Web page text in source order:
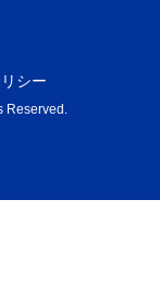
シー
Reserved.